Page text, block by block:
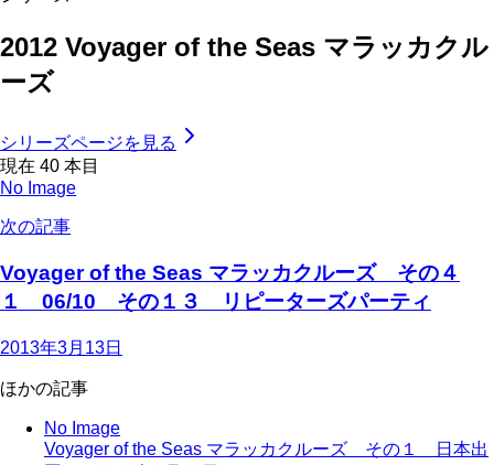
2012 Voyager of the Seas マラッカクル
ーズ
シリーズページを見る
現在 40 本目
No Image
次の記事
Voyager of the Seas マラッカクルーズ その４
１ 06/10 その１３ リピーターズパーティ
2013年3月13日
ほかの記事
No Image
Voyager of the Seas マラッカクルーズ その１ 日本出